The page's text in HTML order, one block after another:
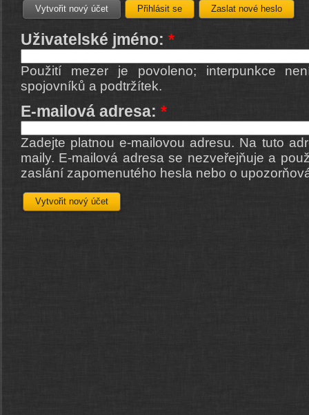
Vytvořit nový účet Přihlásit se Zaslat nové heslo
Uživatelské jméno: *
Použití mezer je povoleno; interpunkce
spojovníků a podtržítek.
E-mailová adresa: *
Zadejte platnou e-mailovou adresu. Na tuto
maily. E-mailová adresa se nezveřejňuje a
zaslání zapomenutého hesla nebo o